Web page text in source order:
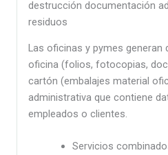
destrucción documentación
residuos
Las oficinas y pymes generan
oficina (folios, fotocopias,
cartón (embalajes material
administrativa que contiene
empleados o clientes.
Servicios